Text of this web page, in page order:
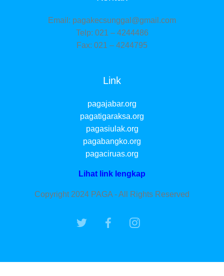
Email: pagakecsunggal@gmail.com
Telp: 021 – 4244486
Fax: 021 – 4244795
Link
pagajabar.org
pagatigaraksa.org
pagasiulak.org
pagabangko.org
pagaciruas.org
Lihat link lengkap
Copyright 2024 PAGA - All Rights Reserved